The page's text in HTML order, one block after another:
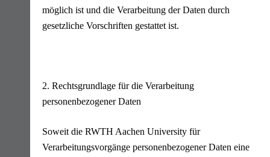
möglich ist und die Verarbeitung der Daten durch
gesetzliche Vorschriften gestattet ist.
2. Rechtsgrundlage für die Verarbeitung
personenbezogener Daten
Soweit die RWTH Aachen University für
Verarbeitungsvorgänge personenbezogener Daten eine